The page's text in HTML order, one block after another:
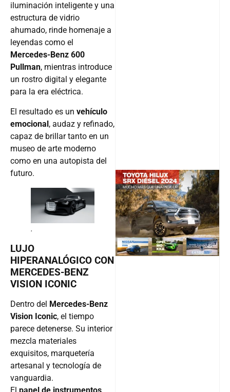
iluminación inteligente y una
estructura de vidrio
ahumado, rinde homenaje a
leyendas como el
Mercedes-Benz 600
Pullman, mientras introduce
un rostro digital y elegante
para la era eléctrica.
El resultado es un vehículo
emocional, audaz y refinado,
capaz de brillar tanto en un
museo de arte moderno
como en una autopista del
futuro.
.
LUJO
HIPERANALÓGICO CON
MERCEDES-BENZ
VISION ICONIC
Dentro del Mercedes-Benz
Vision Iconic, el tiempo
parece detenerse. Su interior
mezcla materiales
exquisitos, marquetería
artesanal y tecnología de
vanguardia.
Follow